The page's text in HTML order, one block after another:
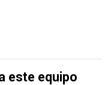
este equipo